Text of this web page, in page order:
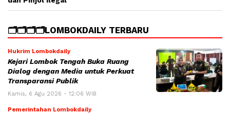
🗂️🗂️🗂️🗂️LOMBOKDAILY TERBARU
Hukrim Lombokdaily
Kejari Lombok Tengah Buka Ruang
Dialog dengan Media untuk Perkuat
Transparansi Publik
Kamis, 6 Agu 2026 - 12:06 WIB
Pemerintahan Lombokdaily